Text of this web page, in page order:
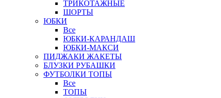
ТРИКОТАЖНЫЕ
ШОРТЫ
ЮБКИ
Все
ЮБКИ-КАРАНДАШ
ЮБКИ-МАКСИ
ПИДЖАКИ ЖАКЕТЫ
БЛУЗКИ РУБАШКИ
ФУТБОЛКИ ТОПЫ
Все
ТОПЫ